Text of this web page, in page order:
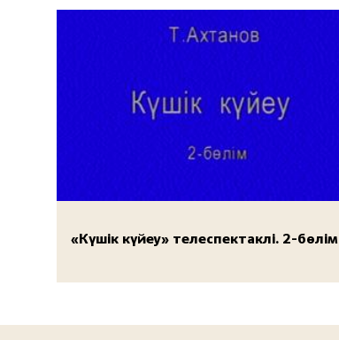
«Күшік күйеу» телеспектаклі. 2-бөлім